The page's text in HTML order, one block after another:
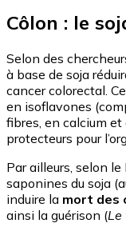
Côlon : le
Selon des
à base de soja
cancer colorectal.
en isoflavones
fibres, en calcium
protecteurs pour
Par ailleurs, selon
saponines du soja
induire la mort des
ainsi la guérison (Le